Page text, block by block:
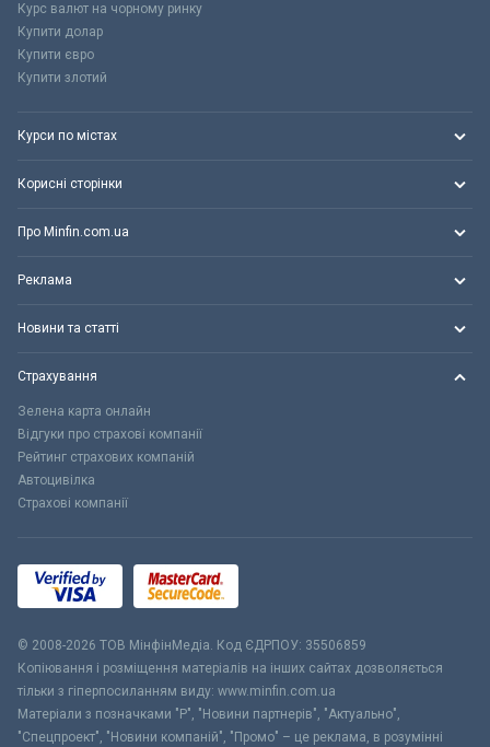
Курс валют на чорному ринку
Купити долар
Купити євро
Купити злотий
Курси по містах
Корисні сторінки
Про Minfin.com.ua
Реклама
Новини та статті
Страхування
Зелена карта онлайн
Відгуки про страхові компанії
Рейтинг страхових компаній
Автоцивілка
Страхові компанії
© 2008-2026 ТОВ МiнфiнМедiа. Код ЄДРПОУ: 35506859
Копіювання і розміщення матеріалів на інших сайтах дозволяється
тільки з гіперпосиланням виду: www.minfin.com.ua
Матеріали з позначками "Р", "Новини партнерів", "Актуально",
"Спецпроект", "Новини компаній", "Промо" – це реклама, в розумінні